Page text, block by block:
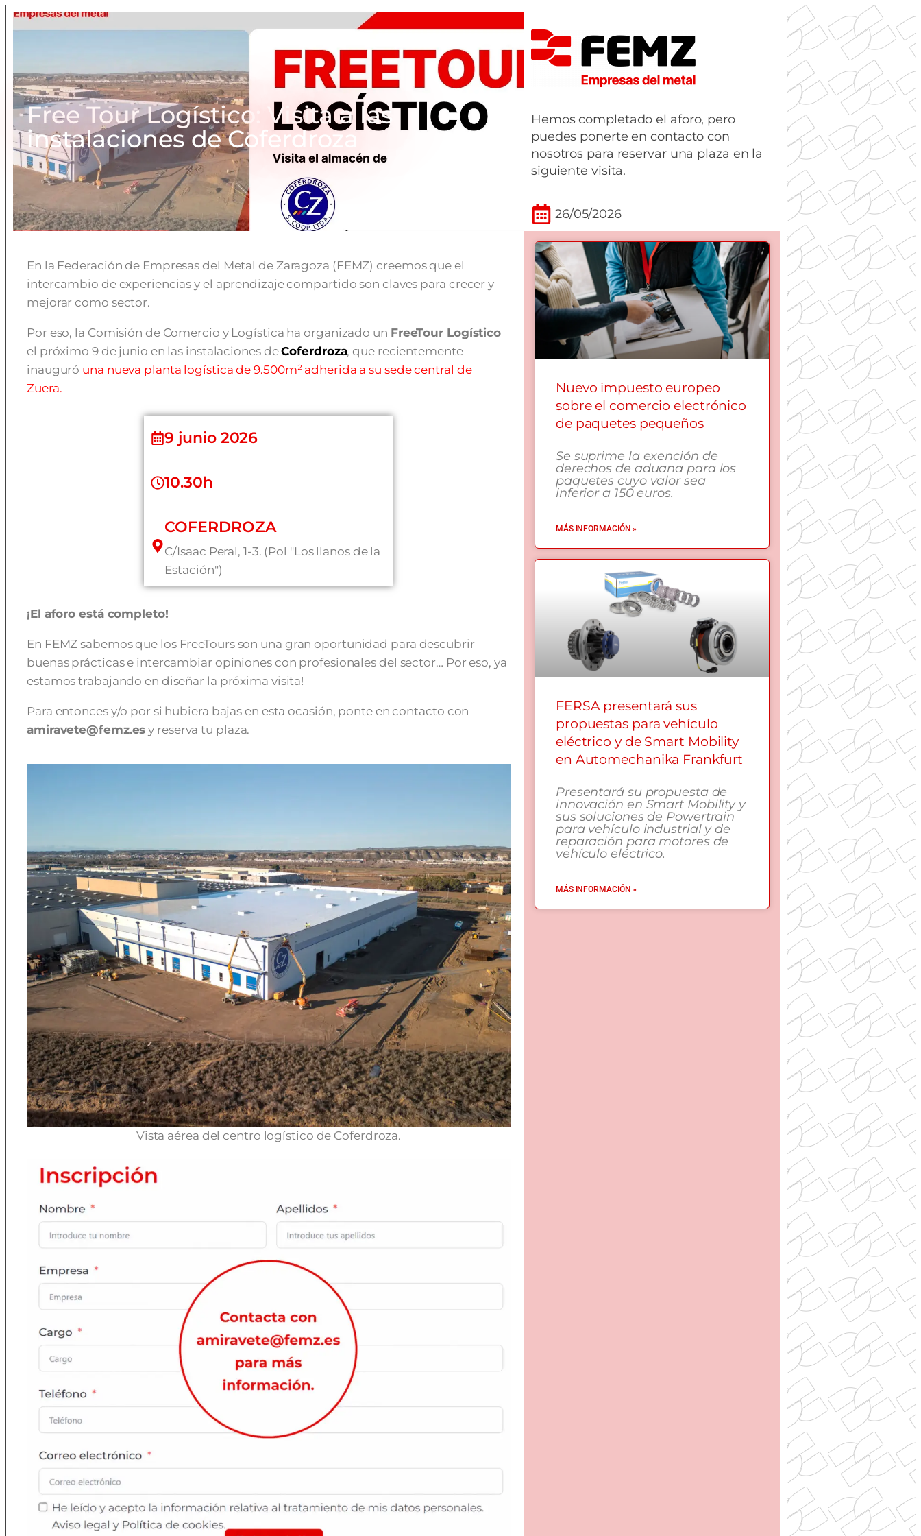
Free Tour Logístico: Visita a las
instalaciones de Coferdroza
Hemos completado el aforo, pero
puedes ponerte en contacto con
nosotros para reservar una plaza en la
siguiente visita.
26/05/2026
En la Federación de Empresas del Metal de Zaragoza (FEMZ) creemos que el
intercambio de experiencias y el aprendizaje compartido son claves para crecer y
mejorar como sector.
Por eso, la Comisión de Comercio y Logística ha organizado un FreeTour Logístico
el próximo 9 de junio en las instalaciones deCoferdroza, que recientemente
inauguró una nueva planta logística de 9.500m² adherida a su sede central de
Zuera.
9 junio 2026
10.30h
COFERDROZA
C/Isaac Peral, 1-3. (Pol "Los llanos de la
Estación")
¡El aforo está completo!
En FEMZ sabemos que los FreeTours son una gran oportunidad para descubrir
buenas prácticas e intercambiar opiniones con profesionales del sector… Por eso, ya
estamos trabajando en diseñar la próxima visita!
Para entonces y/o por si hubiera bajas en esta ocasión, ponte en contacto con
amiravete@femz.es y reserva tu plaza.
Vista aérea del centro logístico de Coferdroza.
Nuevo impuesto europeo
sobre el comercio electrónico
de paquetes pequeños
Se suprime la exención de
derechos de aduana para los
paquetes cuyo valor sea
inferior a 150 euros.
MÁS INFORMACIÓN »
FERSA presentará sus
propuestas para vehículo
eléctrico y de Smart Mobility
en Automechanika Frankfurt
Presentará su propuesta de
innovación en Smart Mobility y
sus soluciones de Powertrain
para vehículo industrial y de
reparación para motores de
vehículo eléctrico.
MÁS INFORMACIÓN »